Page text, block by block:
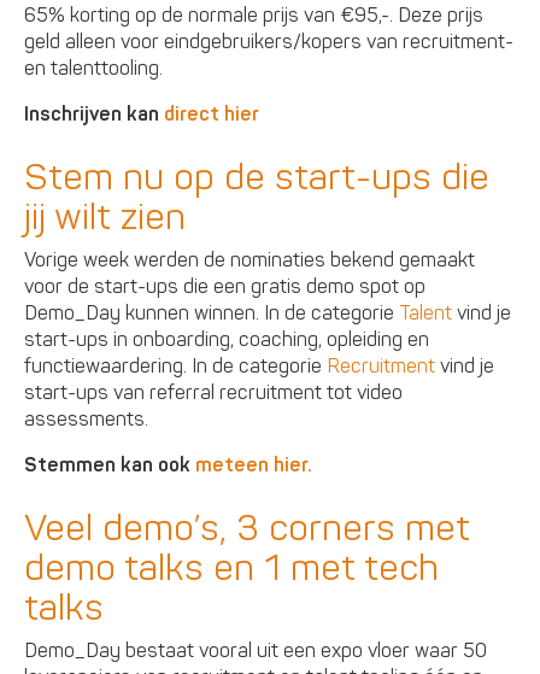
65% korting op de normale prijs van €95,-. Deze prijs
geld alleen voor eindgebruikers/kopers van recruitment-
en talenttooling.
Inschrijven kan direct hier
Stem nu op de start-ups die
jij wilt zien
Vorige week werden de nominaties bekend gemaakt
voor de start-ups die een gratis demo spot op
Demo_Day kunnen winnen. In de categorie Talent vind je
start-ups in onboarding, coaching, opleiding en
functiewaardering. In de categorie Recruitment vind je
start-ups van referral recruitment tot video
assessments.
Stemmen kan ook meteen hier.
Veel demo’s, 3 corners met
demo talks en 1 met tech
talks
Demo_Day bestaat vooral uit een expo vloer waar 50